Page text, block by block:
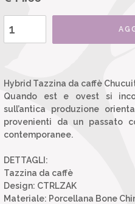
Hybrid Tazzina da caffè
Quando est e ovest si
sull’antica produzione
provenienti da un passato
contemporanee.
DETTAGLI:
Tazzina da caffè
Design: CTRLZAK
Materiale: Porcellana Bone